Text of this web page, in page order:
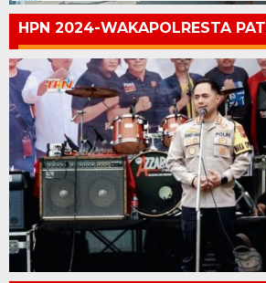
HPN 2024-WAKAPOLRESTA PATI